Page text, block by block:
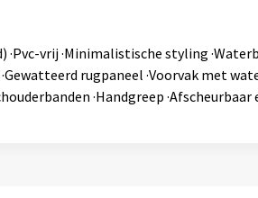
vrij ·Minimalistische styling
rugpaneel ·Voorvak met
·Handgreep